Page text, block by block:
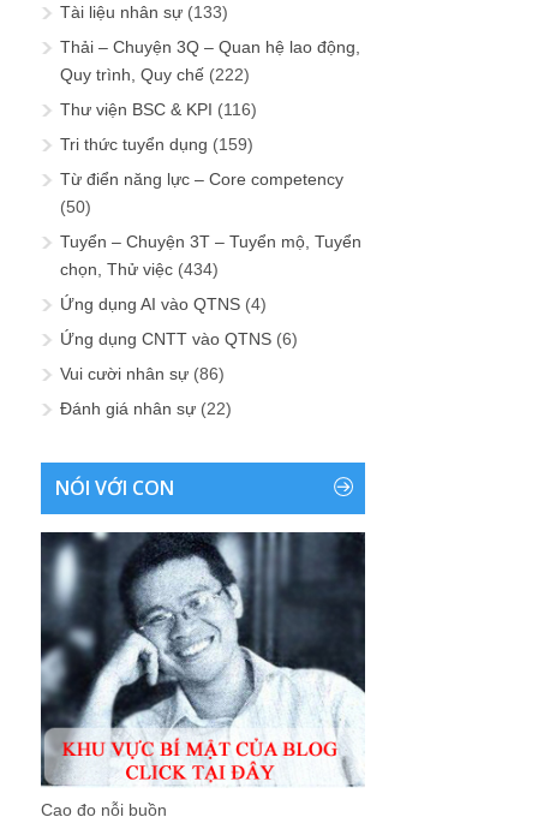
Tài liệu nhân sự (133)
Thải – Chuyện 3Q – Quan hệ lao động,
Quy trình, Quy chế (222)
Thư viện BSC & KPI (116)
Tri thức tuyển dụng (159)
Từ điển năng lực – Core competency
(50)
Tuyển – Chuyện 3T – Tuyển mộ, Tuyển
chọn, Thử việc (434)
Ứng dụng AI vào QTNS (4)
Ứng dụng CNTT vào QTNS (6)
Vui cười nhân sự (86)
Đánh giá nhân sự (22)
NÓI VỚI CON
Cao đo nỗi buồn